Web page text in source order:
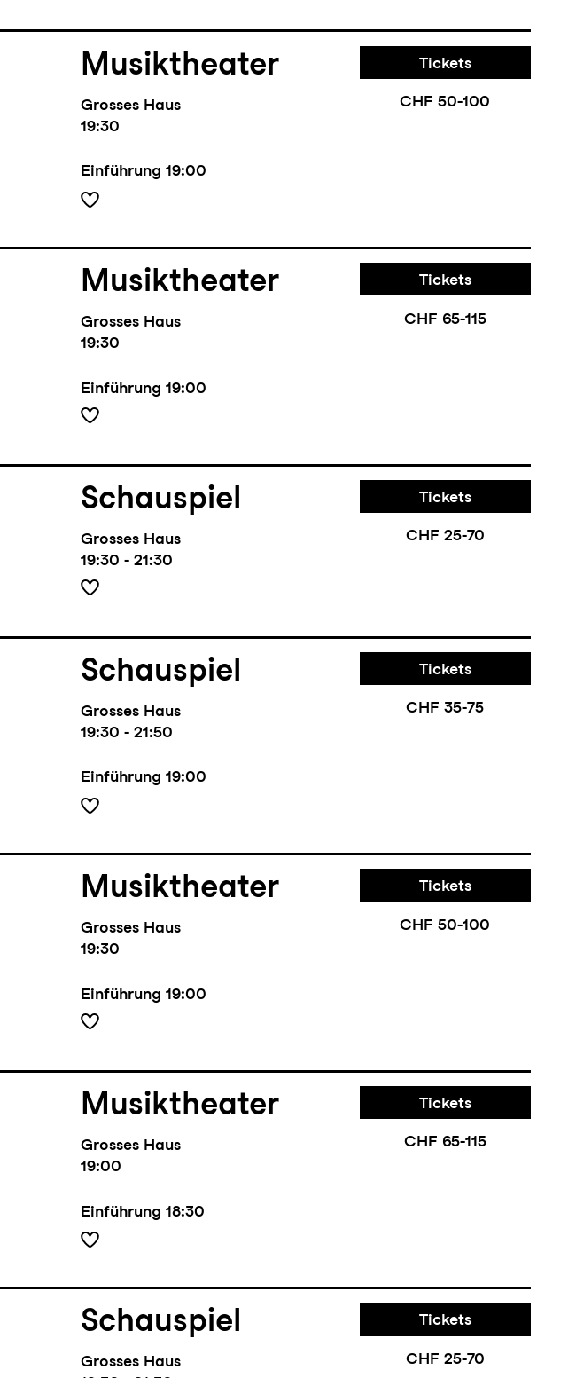
Musiktheater
Grosses Haus
19:30
Einführung 19:00
Tickets
CHF 50-100
Musiktheater
Grosses Haus
19:30
Einführung 19:00
Tickets
CHF 65-115
Schauspiel
Grosses Haus
19:30 - 21:30
Tickets
CHF 25-70
Schauspiel
Grosses Haus
19:30 - 21:50
Einführung 19:00
Tickets
CHF 35-75
Musiktheater
Grosses Haus
19:30
Einführung 19:00
Tickets
CHF 50-100
Musiktheater
Grosses Haus
19:00
Einführung 18:30
Tickets
CHF 65-115
Schauspiel
Grosses Haus
Tickets
CHF 25-70